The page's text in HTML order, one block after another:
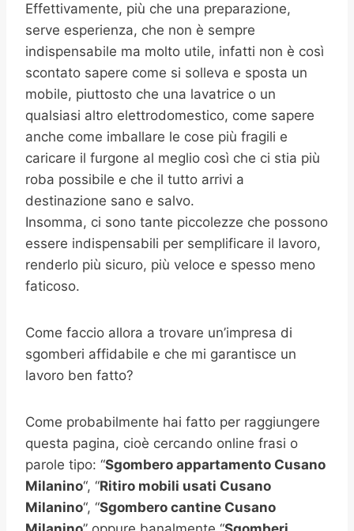
Effettivamente, più che una preparazione,
serve esperienza, che non è sempre
indispensabile ma molto utile, infatti non è così
scontato sapere come si solleva e sposta un
mobile, piuttosto che una lavatrice o un
qualsiasi altro elettrodomestico, come sapere
anche come imballare le cose più fragili e
caricare il furgone al meglio così che ci stia più
roba possibile e che il tutto arrivi a
destinazione sano e salvo.
Insomma, ci sono tante piccolezze che possono
essere indispensabili per semplificare il lavoro,
renderlo più sicuro, più veloce e spesso meno
faticoso.
Come faccio allora a trovare un’impresa di
sgomberi affidabile e che mi garantisce un
lavoro ben fatto?
Come probabilmente hai fatto per raggiungere
questa pagina, cioè cercando online frasi o
parole tipo: “Sgombero appartamento Cusano
Milanino“, “Ritiro mobili usati Cusano
Milanino“, “Sgombero cantine Cusano